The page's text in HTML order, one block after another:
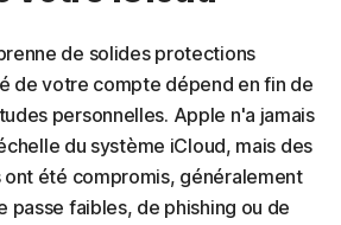
de solides protections
de votre compte dépend en fin de
personnelles. Apple n'a jamais
du système iCloud, mais des
été compromis, généralement
passe faibles, de phishing ou de